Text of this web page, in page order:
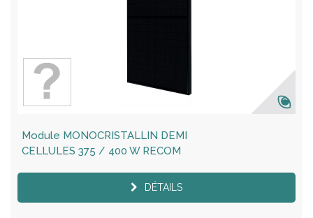
Module MONOCRISTALLIN DEMI
CELLULES 375 / 400 W RECOM
DÉTAILS